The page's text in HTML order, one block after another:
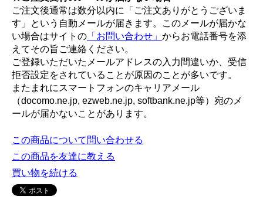
ご注文後通常は数分以内に「ご注文ありがとうございま
す」という自動メールが届きます。このメールが届かな
い場合はサイトの 「お問い合わせ」 からお電話番号を添
えてその旨ご連絡ください。
ご登録いただいたメールアドレスの入力間違いか、受信
拒否設定をされていることが原因のことが多いです。
またまれにスマートフォンのキャリアメール
（docomo.ne.jp, ezweb.ne.jp, softbank.ne.jp等）宛のメ
ールが届かないことがあります。
この商品について問い合わせる
この商品を友達に教える
買い物を続ける